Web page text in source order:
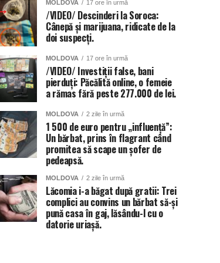
MOLDOVA 17 ore în urmă
/VIDEO/ Descinderi la Soroca:
Cânepă și marijuana, ridicate de la
doi suspecți.
MOLDOVA 17 ore în urmă
/VIDEO/ Investiții false, bani
pierduți: Păcălită online, o femeie
a rămas fără peste 277.000 de lei.
MOLDOVA 2 zile în urmă
1 500 de euro pentru „influență”:
Un bărbat, prins în flagrant când
promitea să scape un șofer de
pedeapsă.
MOLDOVA 2 zile în urmă
Lăcomia i-a băgat după gratii: Trei
complici au convins un bărbat să-și
pună casa în gaj, lăsându-l cu o
datorie uriașă.